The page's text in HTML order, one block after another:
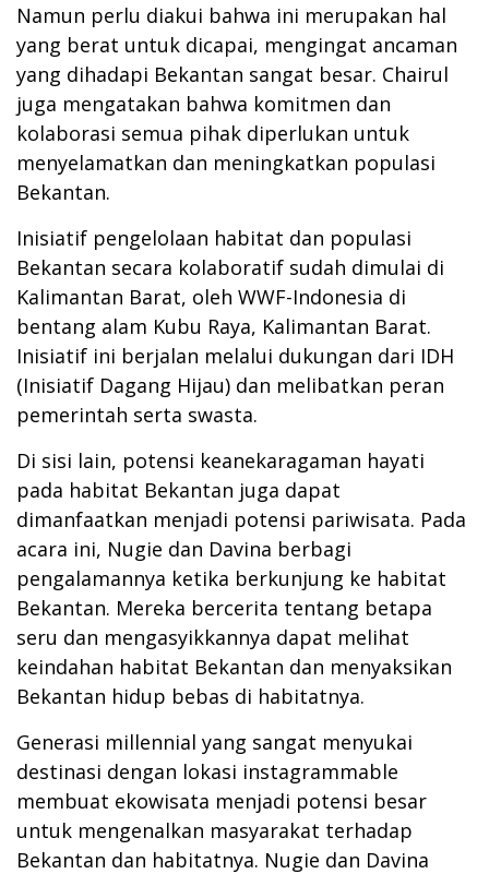
Namun perlu diakui bahwa ini merupakan hal
yang berat untuk dicapai, mengingat ancaman
yang dihadapi Bekantan sangat besar. Chairul
juga mengatakan bahwa komitmen dan
kolaborasi semua pihak diperlukan untuk
menyelamatkan dan meningkatkan populasi
Bekantan.
Inisiatif pengelolaan habitat dan populasi
Bekantan secara kolaboratif sudah dimulai di
Kalimantan Barat, oleh WWF-Indonesia di
bentang alam Kubu Raya, Kalimantan Barat.
Inisiatif ini berjalan melalui dukungan dari IDH
(Inisiatif Dagang Hijau) dan melibatkan peran
pemerintah serta swasta.
Di sisi lain, potensi keanekaragaman hayati
pada habitat Bekantan juga dapat
dimanfaatkan menjadi potensi pariwisata. Pada
acara ini, Nugie dan Davina berbagi
pengalamannya ketika berkunjung ke habitat
Bekantan. Mereka bercerita tentang betapa
seru dan mengasyikkannya dapat melihat
keindahan habitat Bekantan dan menyaksikan
Bekantan hidup bebas di habitatnya.
Generasi millennial yang sangat menyukai
destinasi dengan lokasi instagrammable
membuat ekowisata menjadi potensi besar
untuk mengenalkan masyarakat terhadap
Bekantan dan habitatnya. Nugie dan Davina